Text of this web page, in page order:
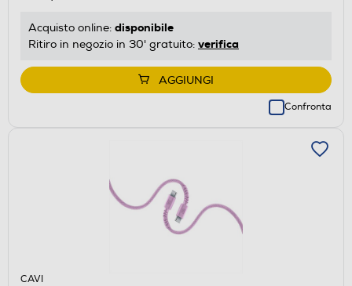
Acquisto online: disponibile
Ritiro in negozio in 30' gratuito: verifica
AGGIUNGI
Confronta
CAVI